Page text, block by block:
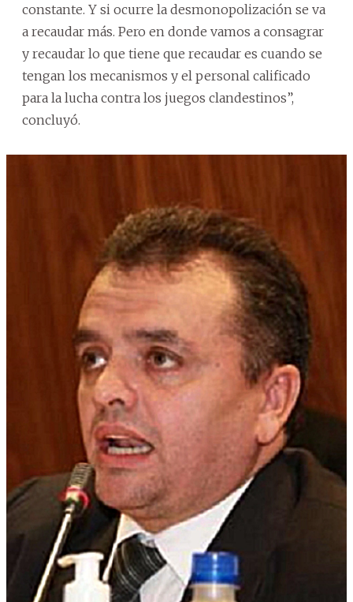
constante. Y si ocurre la desmonopolización se va
a recaudar más. Pero en donde vamos a consagrar
y recaudar lo que tiene que recaudar es cuando se
tengan los mecanismos y el personal calificado
para la lucha contra los juegos clandestinos”,
concluyó.